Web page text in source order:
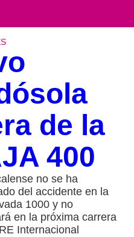
de la
400
no se ha
del accidente en la
1000 y no
en la próxima carrera
Internacional